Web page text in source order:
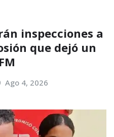
inspecciones a
que dejó un
Ago 4, 2026